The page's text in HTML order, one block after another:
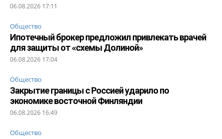
06.08.2026 17:11
Общество
Ипотечный брокер предложил привлекать врачей
для защиты от «схемы Долиной»
06.08.2026 17:04
Общество
Закрытие границы с Россией ударило по
экономике восточной Финляндии
06.08.2026 16:49
Общество